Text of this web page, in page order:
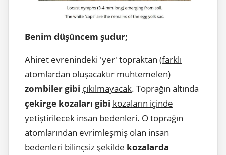
Benim düşüncem şudur;
Ahiret evrenindeki 'yer' topraktan (farklı
atomlardan oluşacaktır muhtemelen)
zombiler gibi çıkılmayacak. Toprağın altında
çekirge kozaları gibi kozaların içinde
yetiştirilecek insan bedenleri. O toprağın
atomlarından evrimleşmiş olan insan
bedenleri bilinçsiz şekilde kozalarda